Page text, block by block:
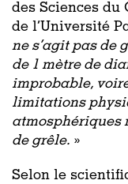
des Sciences du
de l’Université
ne s’agit pas de
de 1 mètre de
improbable,
limitations
atmosphériques
de grêle. »
Selon le